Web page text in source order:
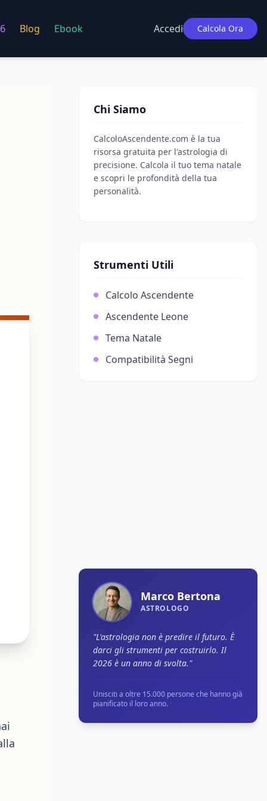
Blog Ebook Accedi Calcola Ora
Chi Siamo
CalcoloAscendente.com è la tua
risorsa gratuita per l'astrologia di
precisione. Calcola il tuo tema natale
e scopri le profondità della tua
personalità.
Strumenti Utili
Calcolo Ascendente
Ascendente Leone
Tema Natale
Compatibilità Segni
Marco Bertona
ASTROLOGO
"L'astrologia non è predire il futuro. È
darci gli strumenti per costruirlo. Il
2026 è un anno di svolta."
Unisciti a oltre 15.000 persone che hanno già
pianificato il loro anno.